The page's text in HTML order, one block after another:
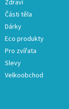
Zdraví
Části těla
Dárky
Eco produkty
Pro zvířata
Slevy
Velkoobchod